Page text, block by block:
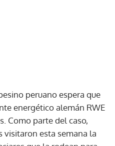
peruano espera que
energético alemán RWE
Como parte del caso,
visitaron esta semana la